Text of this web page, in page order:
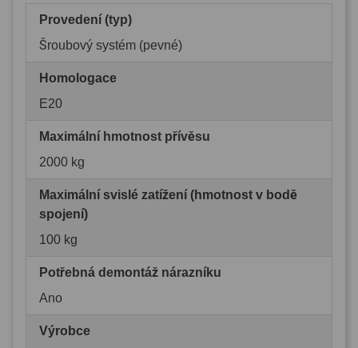
Provedení (typ)
Šroubový systém (pevné)
Homologace
E20
Maximální hmotnost přívěsu
2000 kg
Maximální svislé zatížení (hmotnost v bodě
spojení)
100 kg
Potřebná demontáž nárazníku
Ano
Výrobce